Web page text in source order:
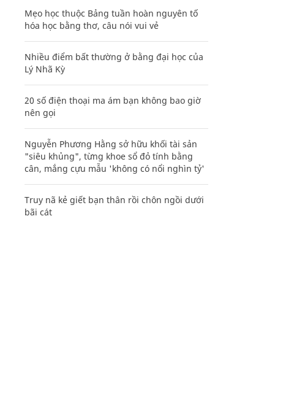
Mẹo học thuộc Bảng tuần hoàn nguyên tố
hóa học bằng thơ, câu nói vui vẻ
Nhiều điểm bất thường ở bằng đại học của
Lý Nhã Kỳ
20 số điện thoại ma ám bạn không bao giờ
nên gọi
Nguyễn Phương Hằng sở hữu khối tài sản
"siêu khủng", từng khoe sổ đỏ tính bằng
cân, mắng cựu mẫu 'không có nổi nghìn tỷ'
Truy nã kẻ giết bạn thân rồi chôn ngồi dưới
bãi cát